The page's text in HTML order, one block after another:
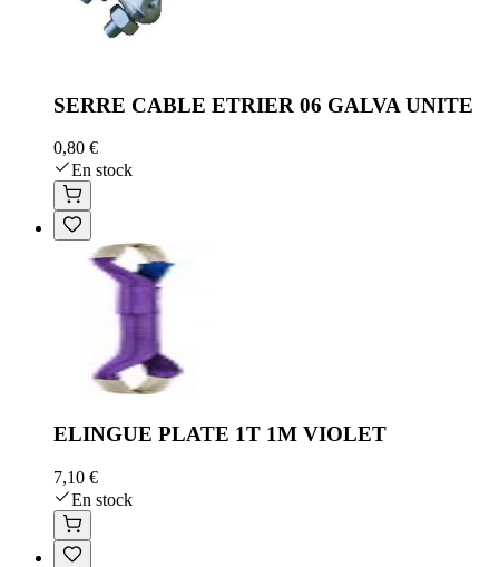
SERRE CABLE ETRIER 06 GALVA UNITE
0,80 €
En stock
ELINGUE PLATE 1T 1M VIOLET
7,10 €
En stock